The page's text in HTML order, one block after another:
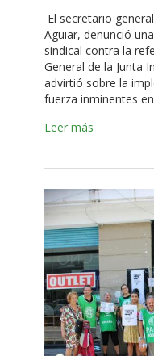
El secretario
Aguiar, denunció
sindical contra la
General de la Junta
advirtió sobre la
fuerza inminentes
Leer más